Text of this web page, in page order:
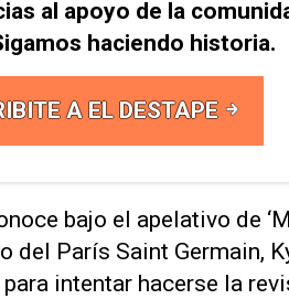
al apoyo de la
haciendo historia.
A EL DESTAPE
bajo el apelativo de
París Saint Germain,
intentar hacerse la